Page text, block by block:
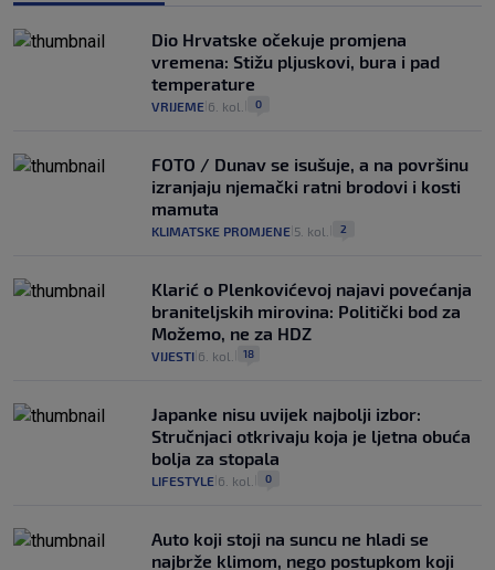
Dio Hrvatske očekuje promjena
vremena: Stižu pljuskovi, bura i pad
temperature
VRIJEME 6. kol. 0
FOTO / Dunav se isušuje, a na površinu
izranjaju njemački ratni brodovi i kosti
mamuta
KLIMATSKE PROMJENE 5. kol. 2
Klarić o Plenkovićevoj najavi povećanja
braniteljskih mirovina: Politički bod za
Možemo, ne za HDZ
VIJESTI 6. kol. 18
Japanke nisu uvijek najbolji izbor:
Stručnjaci otkrivaju koja je ljetna obuća
bolja za stopala
LIFESTYLE 6. kol. 0
Auto koji stoji na suncu ne hladi se
najbrže klimom, nego postupkom koji